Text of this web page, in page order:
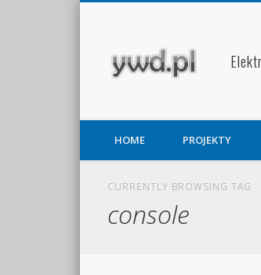
FacebookPinterest
HOME PROJEKTY
CURRENTLY BROWSING TAG
console